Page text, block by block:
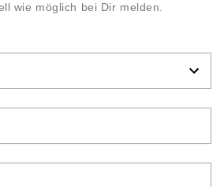
wie möglich bei Dir melden.